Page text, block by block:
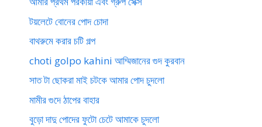
টয়লেটে বোনের পোদ চোদা
বাথরুমে করার চটি গল্প
choti golpo kahini আম্মিজানের গুদ কুরবান
সাত টা ছোকরা মাই চটকে আমার পোদ চুদলো
মামীর গুদে ঠাপের বাহার
বুড়ো দাদু পোদের ফুটো চেটে আমাকে চুদলো